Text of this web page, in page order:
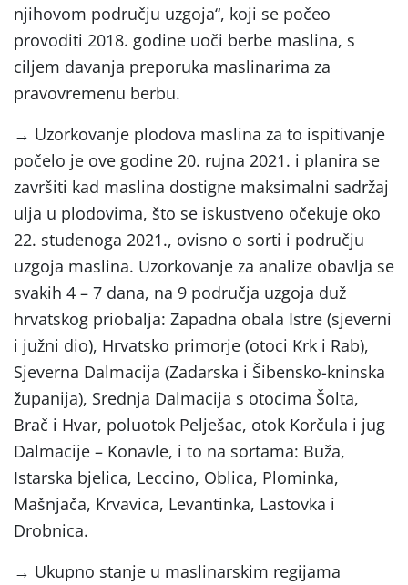
njihovom području uzgoja“, koji se počeo
provoditi 2018. godine uoči berbe maslina, s
ciljem davanja preporuka maslinarima za
pravovremenu berbu.
→ Uzorkovanje plodova maslina za to ispitivanje
počelo je ove godine 20. rujna 2021. i planira se
završiti kad maslina dostigne maksimalni sadržaj
ulja u plodovima, što se iskustveno očekuje oko
22. studenoga 2021., ovisno o sorti i području
uzgoja maslina. Uzorkovanje za analize obavlja se
svakih 4 – 7 dana, na 9 područja uzgoja duž
hrvatskog priobalja: Zapadna obala Istre (sjeverni
i južni dio), Hrvatsko primorje (otoci Krk i Rab),
Sjeverna Dalmacija (Zadarska i Šibensko-kninska
županija), Srednja Dalmacija s otocima Šolta,
Brač i Hvar, poluotok Pelješac, otok Korčula i jug
Dalmacije – Konavle, i to na sortama: Buža,
Istarska bjelica, Leccino, Oblica, Plominka,
Mašnjača, Krvavica, Levantinka, Lastovka i
Drobnica.
→ Ukupno stanje u maslinarskim regijama